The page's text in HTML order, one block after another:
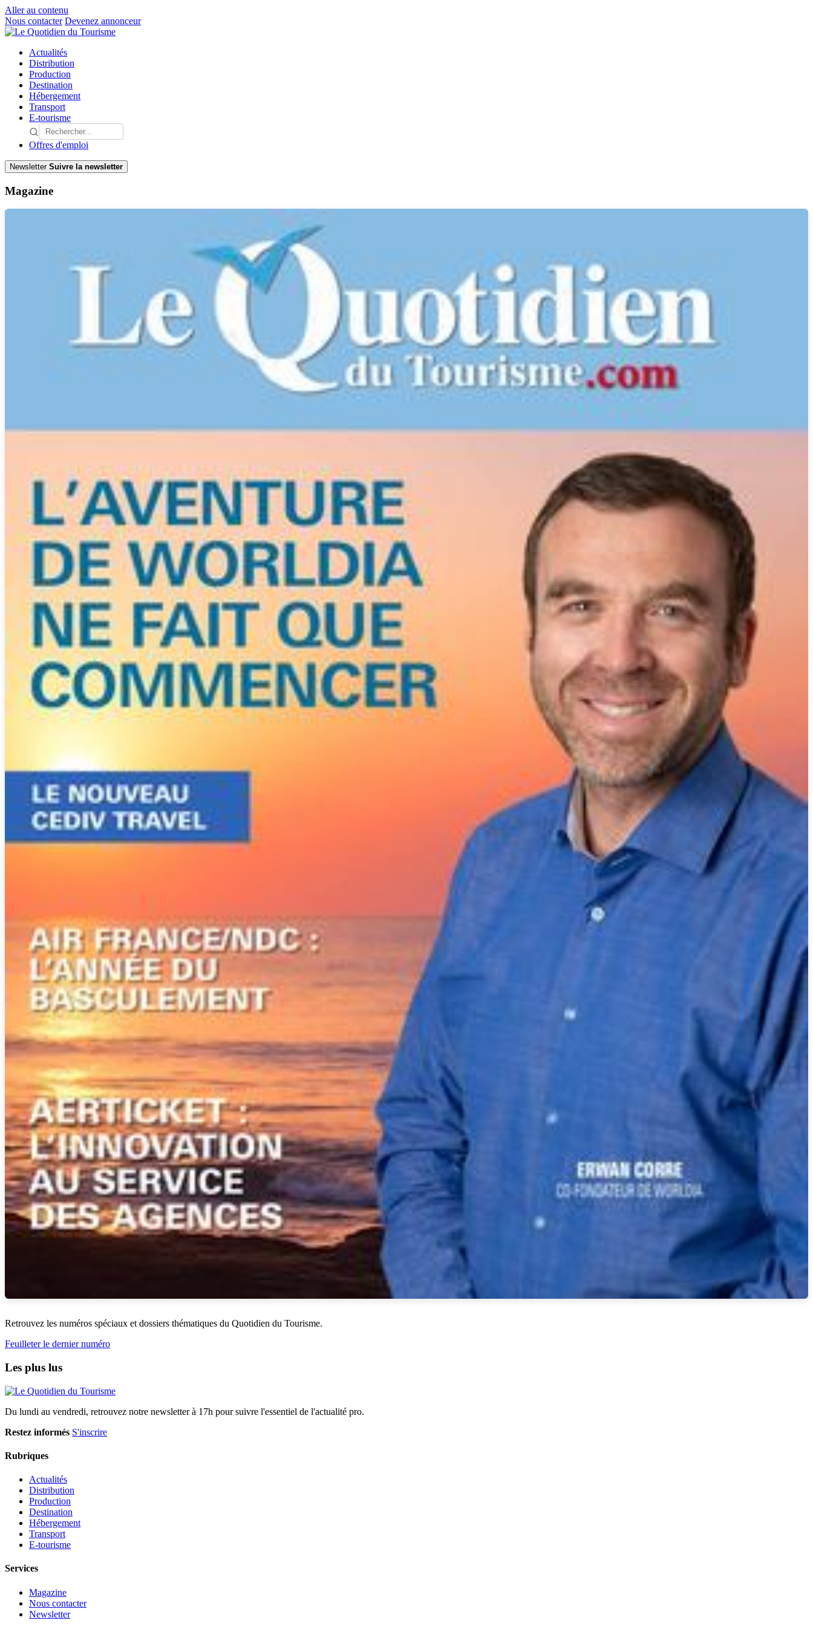
Aller au contenu
Nous contacter Devenez annonceur
Actualités
Distribution
Production
Destination
Hébergement
Transport
E-tourisme
Offres d'emploi
Newsletter Suivre la newsletter
Magazine
Retrouvez les numéros spéciaux et dossiers thématiques du Quotidien du Tourisme.
Feuilleter le dernier numéro
Les plus lus
Du lundi au vendredi, retrouvez notre newsletter à 17h pour suivre l'essentiel de l'actualité pro.
Restez informés S'inscrire
Rubriques
Actualités
Distribution
Production
Destination
Hébergement
Transport
E-tourisme
Services
Magazine
Nous contacter
Newsletter